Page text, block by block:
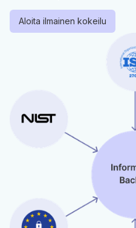
Aloita ilmainen kokeilu